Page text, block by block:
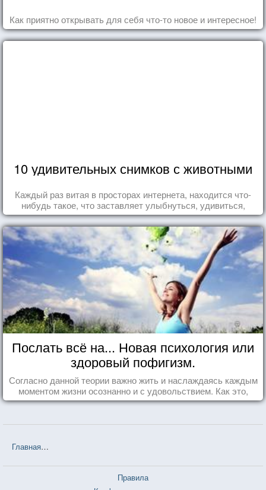
Как приятно открывать для себя что-то новое и интересное!
10 удивительных снимков с животными
Каждый раз витая в просторах интернета, находится что-
нибудь такое, что заставляет улыбнуться, удивиться,
восхититься...
Послать всё на... Новая психология или
здоровый пофигизм.
Согласно данной теории важно жить и наслаждаясь каждым
моментом жизни осознанно и с удовольствием. Как это,
попробуем разобраться на реальных примерах.
Главная
Правила